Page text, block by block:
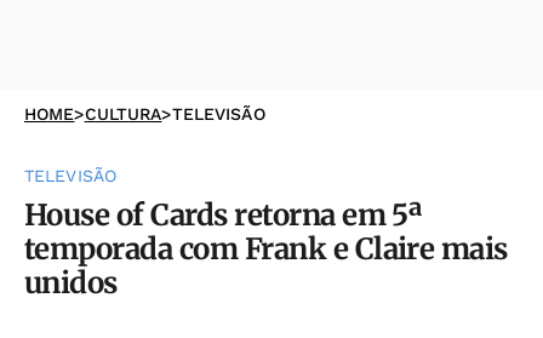
HOME>CULTURA>TELEVISÃO
TELEVISÃO
House of Cards retorna em 5ª
temporada com Frank e Claire mais
unidos